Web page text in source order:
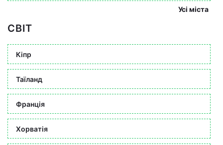
Усі міста
СВІТ
Кіпр
Таїланд
Франція
Хорватія